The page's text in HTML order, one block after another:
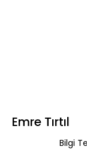
Emre Tırtıl
Bilgi